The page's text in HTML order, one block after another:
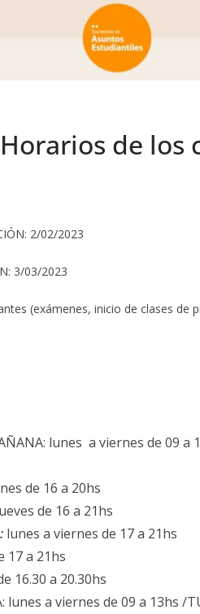
Horarios de los
2/02/2023
3/03/2023
(exámenes, inicio de clases de
lunes a viernes de 09 a
de 16 a 20hs
de 16 a 21hs
lunes a viernes de 17 a 21hs
17 a 21hs
16.30 a 20.30hs
lunes a viernes de 09 a 13hs /